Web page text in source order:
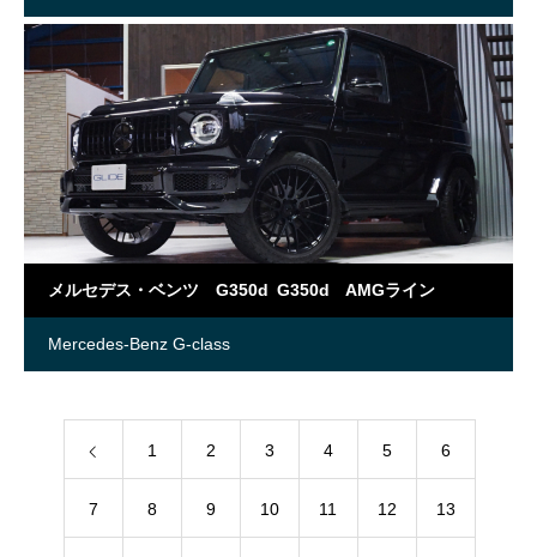
メルセデス・ベンツ G350d G350d AMGライン
Mercedes-Benz G-class
1 2 3 4 5 6
7 8 9 10 11 12 13